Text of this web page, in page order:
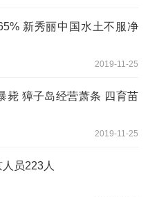
新秀丽中国水土不服净
2019-11-25
毙 獐子岛经营萧条 四育苗
2019-11-25
员223人